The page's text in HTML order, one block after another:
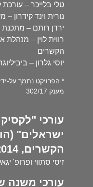
טלי בלייכר – עורכת
נורית וינד קידרון –
ירדן רותם – מתכנת (ב-2019-
רווית לוין – מנהלת
הקשרים
יוסי גלרון –
* הפרויקט נתמך על-
מענק 302/17
עורכי
ישראלים"
הקשרים, 2014):
זיסי סתווי ופרופ'
עורכי משנה